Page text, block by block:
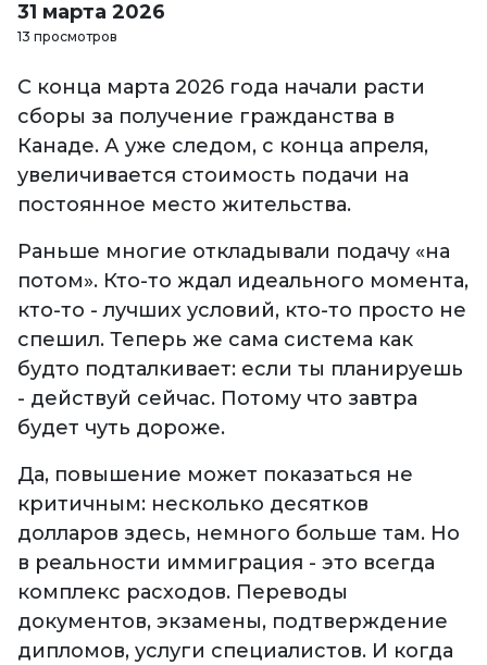
31 марта 2026
13 просмотров
С конца марта 2026 года начали расти
сборы за получение гражданства в
Канаде. А уже следом, с конца апреля,
увеличивается стоимость подачи на
постоянное место жительства.
Раньше многие откладывали подачу «на
потом». Кто-то ждал идеального момента,
кто-то - лучших условий, кто-то просто не
спешил. Теперь же сама система как
будто подталкивает: если ты планируешь
- действуй сейчас. Потому что завтра
будет чуть дороже.
Да, повышение может показаться не
критичным: несколько десятков
долларов здесь, немного больше там. Но
в реальности иммиграция - это всегда
комплекс расходов. Переводы
документов, экзамены, подтверждение
дипломов, услуги специалистов. И когда